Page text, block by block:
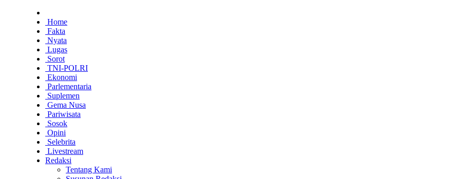
Home
Fakta
Nyata
Lugas
Sorot
TNI-POLRI
Ekonomi
Parlementaria
Suplemen
Gema Nusa
Pariwisata
Sosok
Opini
Selebrita
Livestream
Redaksi
Tentang Kami